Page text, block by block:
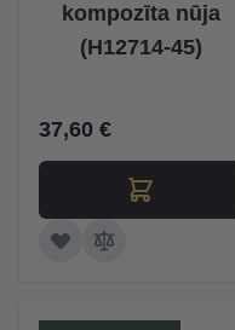
kompozīta nūja
(H12714-45)
37,60 €